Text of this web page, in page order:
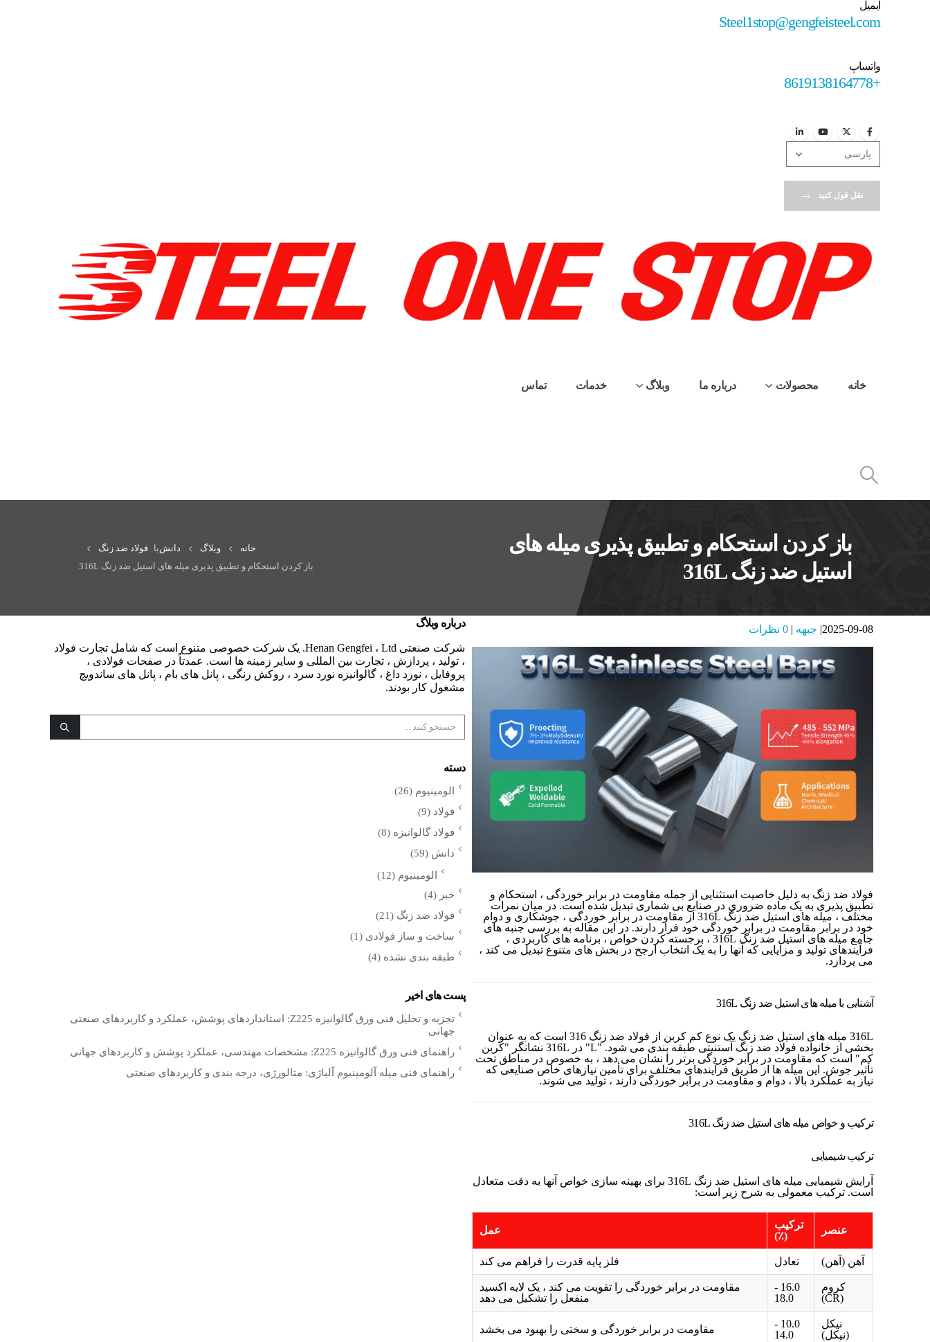
ایمیل
Steel1stop@gengfeisteel.com
واتساپ
+8619138164778
نقل قول کنید
خانه محصولات درباره ما وبلاگ خدمات تماس
باز کردن استحکام و تطبیق پذیری میله های
استیل ضد زنگ 316L
خانه وبلاگ دانشبا
فولاد ضد زنگ
باز کردن استحکام و تطبیق پذیری میله های استیل ضد زنگ 316L
2025-09-08 جبهه 0 نظرات
فولاد ضد زنگ به دلیل خاصیت استثنایی از جمله مقاومت در برابر خوردگی ، استحکام و
تطبیق پذیری به یک ماده ضروری در صنایع بی شماری تبدیل شده است. در میان نمرات
مختلف ، میله های استیل ضد زنگ 316L از مقاومت در برابر خوردگی ، جوشکاری و دوام
خود در برابر مقاومت در برابر خوردگی خود قرار دارند. در این مقاله به بررسی جنبه های
جامع میله های استیل ضد زنگ 316L ، برجسته کردن خواص ، برنامه های کاربردی ،
فرآیندهای تولید و مزایایی که آنها را به یک انتخاب ارجح در بخش های متنوع تبدیل می کند ،
می پردازد.
آشنایی با میله های استیل ضد زنگ 316L
316L میله های استیل ضد زنگ یک نوع کم کربن از فولاد ضد زنگ 316 است که به عنوان
بخشی از خانواده فولاد ضد زنگ آستنیتی طبقه بندی می شود. "L" در 316L نشانگر "کربن
کم" است که مقاومت در برابر خوردگی برتر را نشان می دهد ، به خصوص در مناطق تحت
تأثیر جوش. این میله ها از طریق فرآیندهای مختلف برای تأمین نیازهای خاص صنایعی که
نیاز به عملکرد بالا ، دوام و مقاومت در برابر خوردگی دارند ، تولید می شوند.
ترکیب و خواص میله های استیل ضد زنگ 316L
ترکیب شیمیایی
آرایش شیمیایی میله های استیل ضد زنگ 316L برای بهینه سازی خواص آنها به دقت متعادل
است. ترکیب معمولی به شرح زیر است:
عنصر
ترکیب
(٪)
عمل
آهن (آهن) تعادل فلز پایه قدرت را فراهم می کند
کروم
(CR)
16.0 -
18.0
مقاومت در برابر خوردگی را تقویت می کند ، یک لایه اکسید
منفعل را تشکیل می دهد
نیکل
(نیکل)
10.0 -
14.0
مقاومت در برابر خوردگی و سختی را بهبود می بخشد
درباره وبلاگ
شرکت صنعتی Henan Gengfei ، Ltd. یک شرکت خصوصی متنوع است که شامل تجارت فولاد
، تولید ، پردازش ، تجارت بین المللی و سایر زمینه ها است. عمدتاً در صفحات فولادی ،
پروفایل ، نورد داغ ، گالوانیزه نورد سرد ، روکش رنگی ، پانل های بام ، پانل های ساندویچ
مشغول کار بودند.
دسته
الومینیوم (26)
فولاد (9)
فولاد گالوانیزه (8)
دانش (59)
الومینیوم (12)
خبر (4)
فولاد ضد زنگ (21)
ساخت و ساز فولادی (1)
طبقه بندی نشده (4)
پست های اخیر
تجزیه و تحلیل فنی ورق گالوانیزه Z225: استانداردهای پوشش، عملکرد و کاربردهای صنعتی
جهانی
راهنمای فنی ورق گالوانیزه Z225: مشخصات مهندسی، عملکرد پوشش و کاربردهای جهانی
راهنمای فنی میله آلومینیوم آلیاژی: متالورژی، درجه بندی و کاربردهای صنعتی